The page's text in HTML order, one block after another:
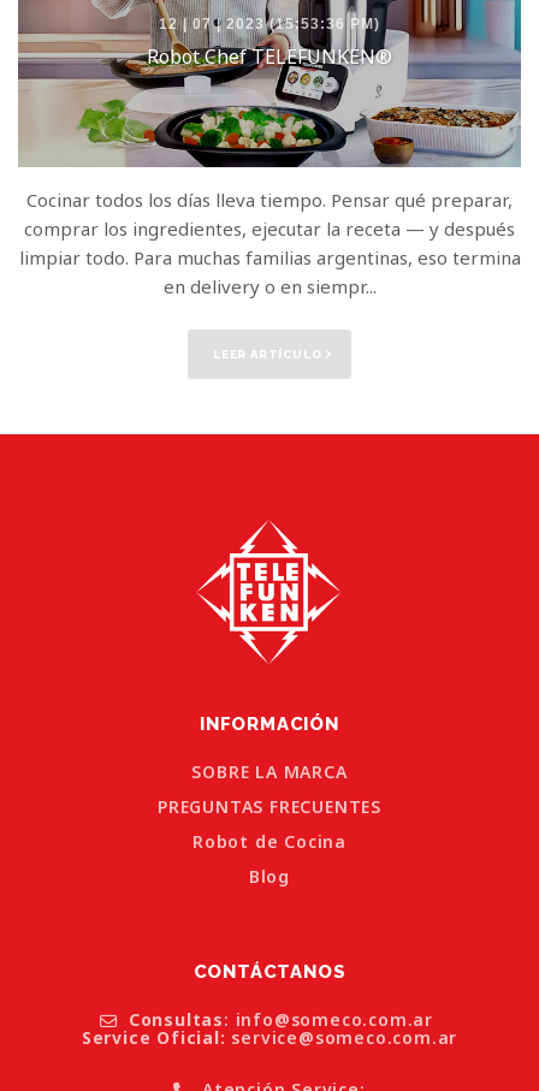
12 | 07 | 2023 (15:53:36 PM)
Robot Chef TELEFUNKEN®
Cocinar todos los días lleva tiempo. Pensar qué preparar,
comprar los ingredientes, ejecutar la receta — y después
limpiar todo. Para muchas familias argentinas, eso termina
en delivery o en siempr...
LEER ARTÍCULO
INFORMACIÓN
SOBRE LA MARCA
PREGUNTAS FRECUENTES
Robot de Cocina
Blog
CONTÁCTANOS
Consultas: info@someco.com.ar
Service Oficial: service@someco.com.ar